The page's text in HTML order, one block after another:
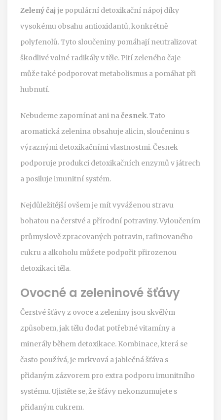
Zelený čaj je populární detoxikační nápoj díky
vysokému obsahu antioxidantů, konkrétně
polyfenolů. Tyto sloučeniny pomáhají neutralizovat
škodlivé volné radikály v těle. Pití zeleného čaje
může také podporovat metabolismus a pomáhat při
hubnutí.
Nebudeme zapomínat ani na česnek. Tato
aromatická zelenina obsahuje alicin, sloučeninu s
výraznými detoxikačními vlastnostmi. Česnek
podporuje produkci detoxikačních enzymů v játrech
a posiluje imunitní systém.
Nejdůležitější ovšem je mít vyváženou stravu
bohatou na čerstvé a přírodní potraviny. Vyloučením
průmyslově zpracovaných potravin, rafinovaného
cukru a alkoholu můžete podpořit přirozenou
detoxikaci těla.
Ovocné a zeleninové šťávy
Čerstvé šťávy z ovoce a zeleniny jsou skvělým
způsobem, jak tělu dodat potřebné vitamíny a
minerály během detoxikace. Kombinace, která se
často používá, je mrkvová a jablečná šťáva s
přidaným zázvorem pro extra podporu imunitního
systému. Ujistěte se, že šťávy nekonzumujete s
přidaným cukrem.